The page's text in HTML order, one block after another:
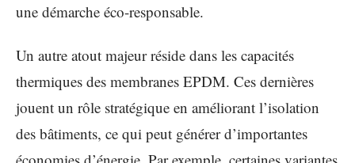
une démarche éco-responsable.
Un autre atout majeur réside dans les capacités
thermiques des membranes EPDM. Ces dernières
jouent un rôle stratégique en améliorant l’isolation
des bâtiments, ce qui peut générer d’importantes